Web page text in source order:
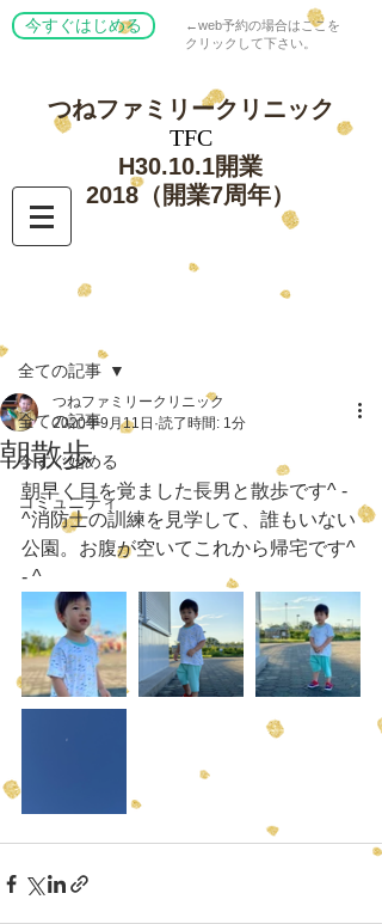
今すぐはじめる
←web予約の場合はここを
クリックして下さい。
つねファミリークリニック
​TFC
​H30.10.1開業
​2018（開業7周年）
全ての記事
今すぐ始める
コミュニティ
全ての記事
朝散歩
つねファミリークリニック
2020年9月11日 読了時間: 1分
朝早く目を覚ました長男と散歩です^ -
^消防士の訓練を見学して、誰もいない
公園。お腹が空いてこれから帰宅です^
- ^